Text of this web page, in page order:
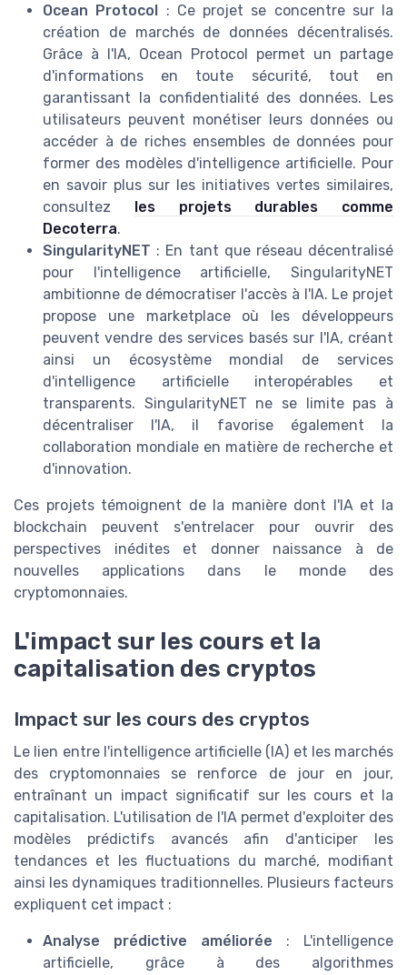
Ocean Protocol : Ce projet se concentre sur la
création de marchés de données décentralisés.
Grâce à l'IA, Ocean Protocol permet un partage
d'informations en toute sécurité, tout en
garantissant la confidentialité des données. Les
utilisateurs peuvent monétiser leurs données ou
accéder à de riches ensembles de données pour
former des modèles d'intelligence artificielle. Pour
en savoir plus sur les initiatives vertes similaires,
consultez les projets durables comme
Decoterra.
SingularityNET : En tant que réseau décentralisé
pour l'intelligence artificielle, SingularityNET
ambitionne de démocratiser l'accès à l'IA. Le projet
propose une marketplace où les développeurs
peuvent vendre des services basés sur l'IA, créant
ainsi un écosystème mondial de services
d'intelligence artificielle interopérables et
transparents. SingularityNET ne se limite pas à
décentraliser l'IA, il favorise également la
collaboration mondiale en matière de recherche et
d'innovation.
Ces projets témoignent de la manière dont l'IA et la
blockchain peuvent s'entrelacer pour ouvrir des
perspectives inédites et donner naissance à de
nouvelles applications dans le monde des
cryptomonnaies.
L'impact sur les cours et la
capitalisation des cryptos
Impact sur les cours des cryptos
Le lien entre l'intelligence artificielle (IA) et les marchés
des cryptomonnaies se renforce de jour en jour,
entraînant un impact significatif sur les cours et la
capitalisation. L'utilisation de l'IA permet d'exploiter des
modèles prédictifs avancés afin d'anticiper les
tendances et les fluctuations du marché, modifiant
ainsi les dynamiques traditionnelles. Plusieurs facteurs
expliquent cet impact :
Analyse prédictive améliorée : L'intelligence
artificielle, grâce à des algorithmes